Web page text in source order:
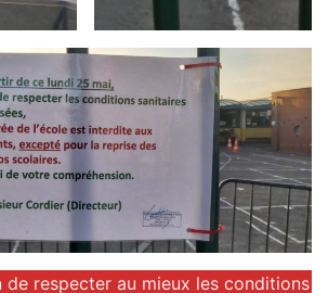
de respecter au mieux les conditions